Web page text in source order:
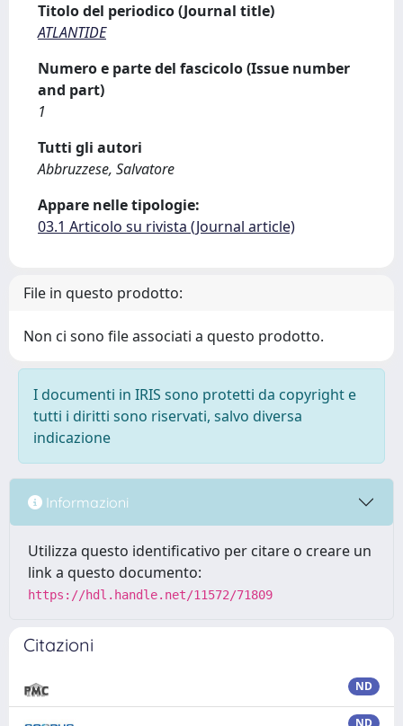
Titolo del periodico (Journal title)
ATLANTIDE
Numero e parte del fascicolo (Issue number
and part)
1
Tutti gli autori
Abbruzzese, Salvatore
Appare nelle tipologie:
03.1 Articolo su rivista (Journal article)
File in questo prodotto:
Non ci sono file associati a questo prodotto.
I documenti in IRIS sono protetti da copyright e
tutti i diritti sono riservati, salvo diversa
indicazione
Informazioni
Utilizza questo identificativo per citare o creare un
link a questo documento:
https://hdl.handle.net/11572/71809
Citazioni
ND